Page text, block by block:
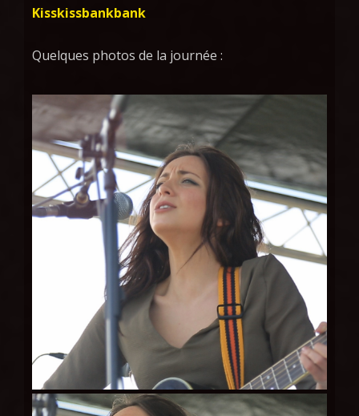
Kisskissbankbank
Quelques photos de la journée :